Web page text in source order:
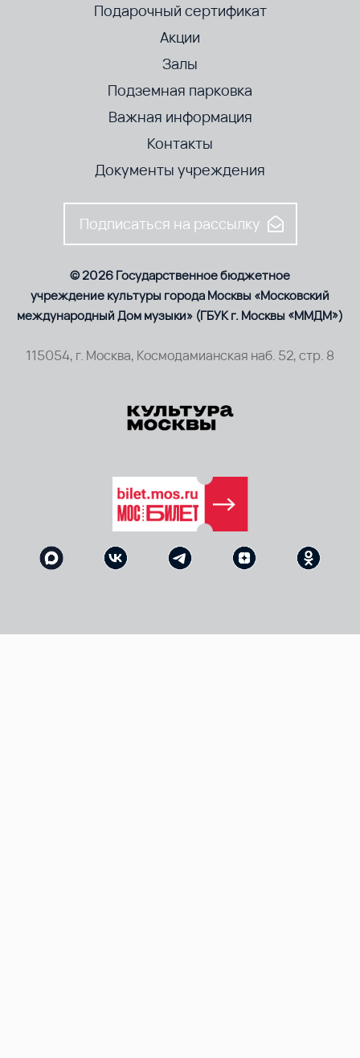
Подарочный сертификат
Акции
Залы
Подземная парковка
Важная информация
Контакты
Документы учреждения
Подписаться на рассылку
© 2026 Государственное бюджетное
учреждение культуры города Москвы «Московский
международный Дом музыки» (ГБУК г. Москвы «ММДМ»)
115054, г. Москва, Космодамианская наб. 52, стр. 8